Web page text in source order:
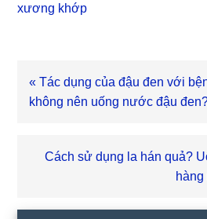
xương khớp
Bài
viết
« Tác dụng của đậu đen với
không nên uống nước đậu
Bài
Cách sử dụng la hán quả?